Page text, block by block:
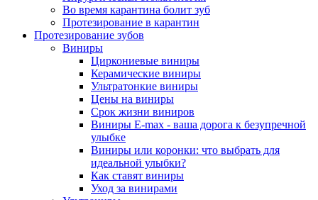
Во время карантина болит зуб
Протезирование в карантин
Протезирование зубов
Виниры
Циркониевые виниры
Керамические виниры
Ультратонкие виниры
Цены на виниры
Срок жизни виниров
Виниры E-max - ваша дорога к безупречной
улыбке
Виниры или коронки: что выбрать для
идеальной улыбки?
Как ставят виниры
Уход за винирами